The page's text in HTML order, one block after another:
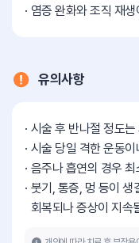
염증 완화와 조직 재
유의사항
시술 후 반나절 정도
시술 당일 격한 운동이
음주나 흡연의 경우 최
붓기, 통증, 멍 등이 생
회복되나 증상이 지속